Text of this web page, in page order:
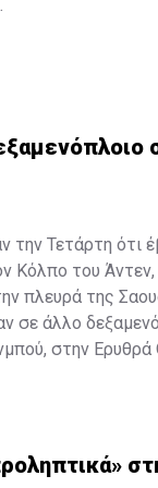
την Τετάρτη ότι
Κόλπο του
πλευρά της
σε άλλο
στην